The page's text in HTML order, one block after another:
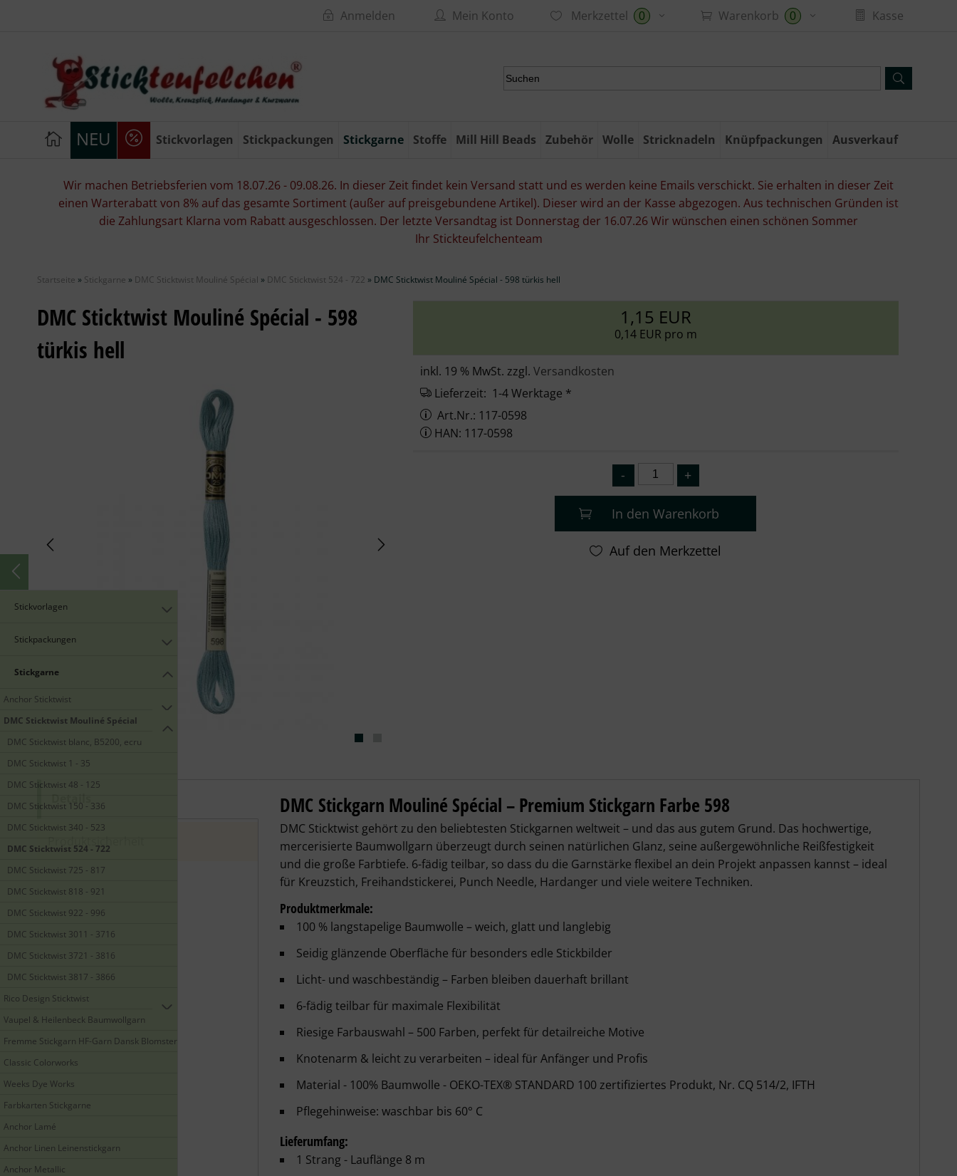
Anmelden Mein Konto Merkzettel 0 Warenkorb 0 Kasse
NEU Stickvorlagen Stickpackungen Stickgarne Stoffe Mill Hill Beads Zubehör Wolle Stricknadeln Knüpfpackungen Ausverkauf
Stickvorlagen
Stickpackungen
Stickgarne
Anchor Sticktwist
DMC Sticktwist Mouliné Spécial
DMC Sticktwist blanc, B5200, ecru
DMC Sticktwist 1 - 35
DMC Sticktwist 48 - 125
DMC Sticktwist 150 - 336
DMC Sticktwist 340 - 523
DMC Sticktwist 524 - 722
DMC Sticktwist 725 - 817
DMC Sticktwist 818 - 921
DMC Sticktwist 922 - 996
DMC Sticktwist 3011 - 3716
DMC Sticktwist 3721 - 3816
DMC Sticktwist 3817 - 3866
Rico Design Sticktwist
Vaupel & Heilenbeck Baumwollgarn
Fremme Stickgarn HF-Garn Dansk Blomstergarn
Classic Colorworks
Weeks Dye Works
Farbkarten Stickgarne
Anchor Lamé
Anchor Linen Leinenstickgarn
Anchor Metallic
Wir machen Betriebsferien vom 18.07.26 - 09.08.26. In dieser Zeit findet kein Versand statt und es werden keine Emails verschickt. Sie erhalten in dieser Zeit
einen Warterabatt von 8% auf das gesamte Sortiment (außer auf preisgebundene Artikel). Dieser wird an der Kasse abgezogen. Aus technischen Gründen ist
die Zahlungsart Klarna vom Rabatt ausgeschlossen. Der letzte Versandtag ist Donnerstag der 16.07.26 Wir wünschen einen schönen Sommer
Ihr Stickteufelchenteam
Startseite » Stickgarne » DMC Sticktwist Mouliné Spécial » DMC Sticktwist 524 - 722 » DMC Sticktwist Mouliné Spécial - 598 türkis hell
DMC Sticktwist Mouliné Spécial - 598
türkis hell
1,15 EUR
0,14 EUR pro m
inkl. 19 % MwSt. zzgl. Versandkosten
Lieferzeit: 1-4 Werktage *
Art.Nr.: 117-0598
HAN: 117-0598
In den Warenkorb
DMC Sticktwist Mouliné Spécial - 598 türkis hell – Details
DMC Stickgarn Mouliné Spécial – Premium Stickgarn Farbe 598
DMC Sticktwist gehört zu den beliebtesten Stickgarnen weltweit – und das aus gutem Grund. Das hochwertige,
mercerisierte Baumwollgarn überzeugt durch seinen natürlichen Glanz, seine außergewöhnliche Reißfestigkeit
und die große Farbtiefe. 6-fädig teilbar, so dass du die Garnstärke flexibel an dein Projekt anpassen kannst – ideal
für Kreuzstich, Freihandstickerei, Punch Needle, Hardanger und viele weitere Techniken.
Produktmerkmale:
100 % langstapelige Baumwolle – weich, glatt und langlebig
Seidig glänzende Oberfläche für besonders edle Stickbilder
Licht- und waschbeständig – Farben bleiben dauerhaft brillant
6-fädig teilbar für maximale Flexibilität
Riesige Farbauswahl – 500 Farben, perfekt für detailreiche Motive
Knotenarm & leicht zu verarbeiten – ideal für Anfänger und Profis
Material - 100% Baumwolle - OEKO-TEX® STANDARD 100 zertifiziertes Produkt, Nr. CQ 514/2, IFTH
Pflegehinweise: waschbar bis 60° C
Lieferumfang:
1 Strang - Lauflänge 8 m